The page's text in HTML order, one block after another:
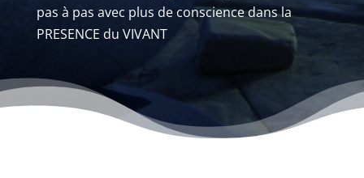
pas à pas avec plus de conscience dans la
PRESENCE du VIVANT